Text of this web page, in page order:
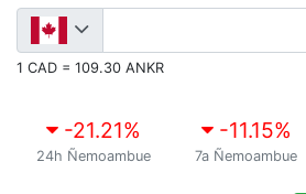
1 CAD = 109.30 ANKR
-21.21%
24h Ñemoambue
-11.15%
7a Ñemoambue